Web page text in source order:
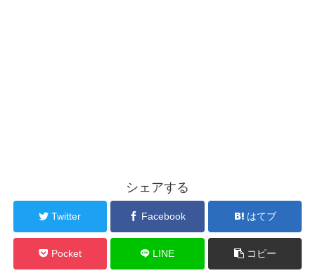
シェアする
Twitter Facebook はてブ
Pocket LINE コピー